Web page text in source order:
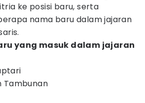
ke posisi baru, serta
nama baru dalam jajaran
yang masuk dalam jajaran
Tambunan